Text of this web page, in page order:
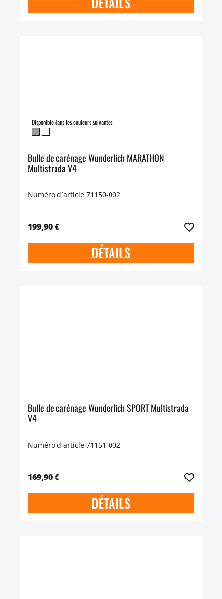
Disponible dans les couleurs suivantes:
Bulle de carénage Wunderlich MARATHON
Multistrada V4
Numéro d´article 71150-002
199,90 €
DÉTAILS
Bulle de carénage Wunderlich SPORT Multistrada
V4
Numéro d´article 71151-002
169,90 €
DÉTAILS